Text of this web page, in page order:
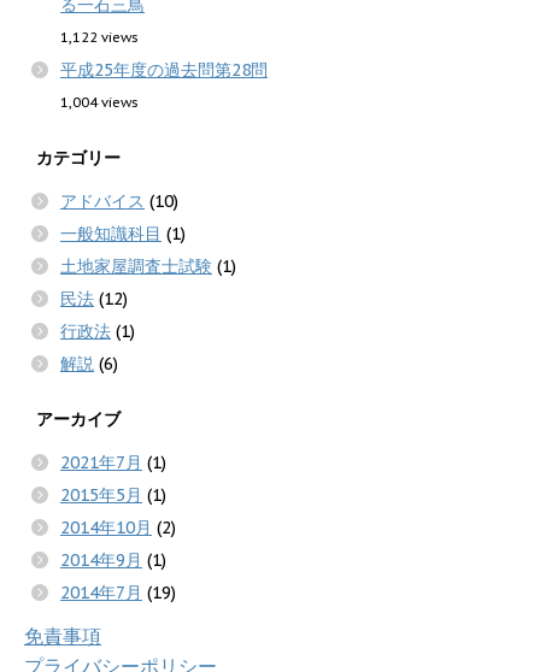
る一石三鳥
1,122 views
平成25年度の過去問第28問
1,004 views
カテゴリー
アドバイス (10)
一般知識科目 (1)
土地家屋調査士試験 (1)
民法 (12)
行政法 (1)
解説 (6)
アーカイブ
2021年7月 (1)
2015年5月 (1)
2014年10月 (2)
2014年9月 (1)
2014年7月 (19)
免責事項
プライバシーポリシー